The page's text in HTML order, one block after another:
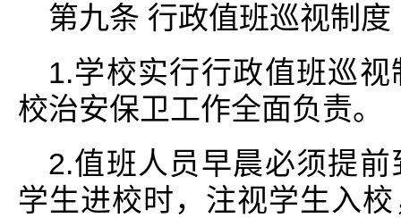
第九条 行政值班巡视制度
1.学校实行行政值班巡
校治安保卫工作全面负责。
2.值班人员早晨必须提
学生进校时，注视学生入